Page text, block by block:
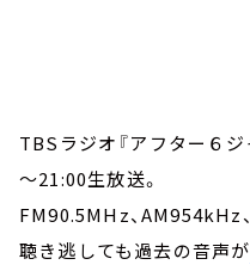
TBSラジオ『アフター６
～21:00生放送。
FM90.5MHz、AM954kHz
聴き逃しても過去の音声が